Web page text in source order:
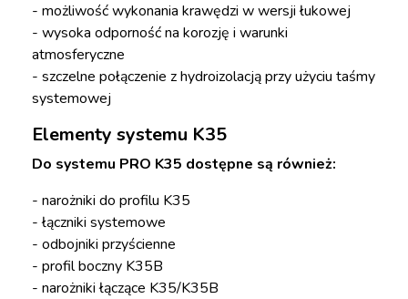
- możliwość wykonania krawędzi w wersji łukowej
- wysoka odporność na korozję i warunki
atmosferyczne
- szczelne połączenie z hydroizolacją przy użyciu taśmy
systemowej
Elementy systemu K35
Do systemu PRO K35 dostępne są również:
- narożniki do profilu K35
- łączniki systemowe
- odbojniki przyścienne
- profil boczny K35B
- narożniki łączące K35/K35B